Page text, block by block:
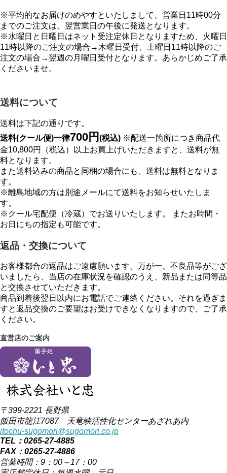
※平均的なお届けのめやすといたしまして、営業日11時00分
までのご注文は、翌営業日の午後に発送となります。
※水曜日と日曜日はネット受注定休日となりますため、火曜日
11時以降のご注文の場合→木曜日受付、土曜日11時以降のご
注文の場合→翌週の月曜日受付となります。あらかじめご了承
くださいませ。
送料について
送料は下記の通りです。
送料(クール便)一律700円 (税込) ※配送一箇所につき商品代
金10,800円（税込）以上お買上げいただきますと、送料が無
料となります。
また送料込みの商品と同梱の場合にも、送料は無料となりま
す。
※離島地域の方は別途メールにて送料をお知らせいたしま
す。
※クール宅配便（冷蔵）でお送りいたします。 またお時間・
お日にちの指定も可能です。
返品・交換について
お客様都合の返品はご遠慮願います。万が一、不良品等がござ
いましたら、当店の在庫状況を確認のうえ、新品または同等品
と交換させていただきます。
商品到着後翌日以内にお電話でご連絡ください。それを過ぎま
すと返品交換のご要望はお受けできなくなりますので、ご了承
ください。
直営店のご案内
〒399-2221 長野県
飯田市龍江7087 天竜峡活性化センターあざれあ内
itochu-sugomori@sugomori.co.jp
TEL：0265-27-4885
FAX：0265-27-4886
営業時間：9：00～17：00